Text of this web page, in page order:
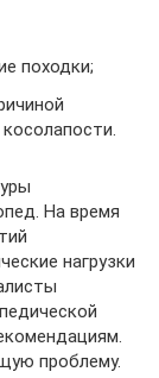
походки;
На время
нагрузки
проблему.